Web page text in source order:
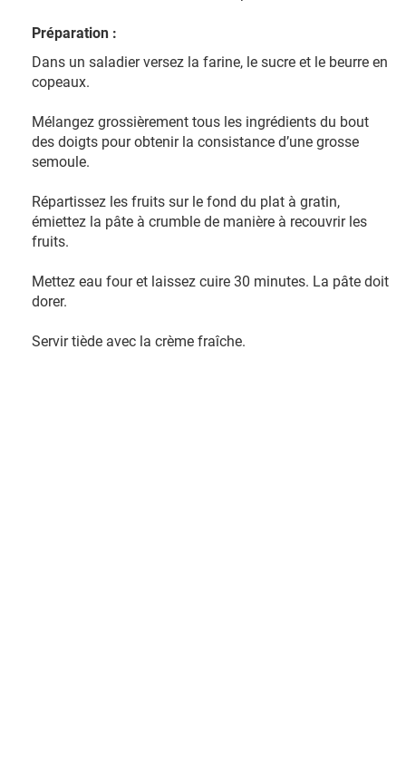
Préparation :
Dans un saladier versez la farine, le sucre et le beurre en
copeaux.
Mélangez grossièrement tous les ingrédients du bout
des doigts pour obtenir la consistance d’une grosse
semoule.
Répartissez les fruits sur le fond du plat à gratin,
émiettez la pâte à crumble de manière à recouvrir les
fruits.
Mettez eau four et laissez cuire 30 minutes. La pâte doit
dorer.
Servir tiède avec la crème fraîche.